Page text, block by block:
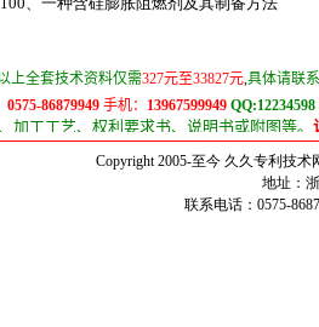
Copyright 2005-至今 久久专利技
地址：
联系电话：0575-